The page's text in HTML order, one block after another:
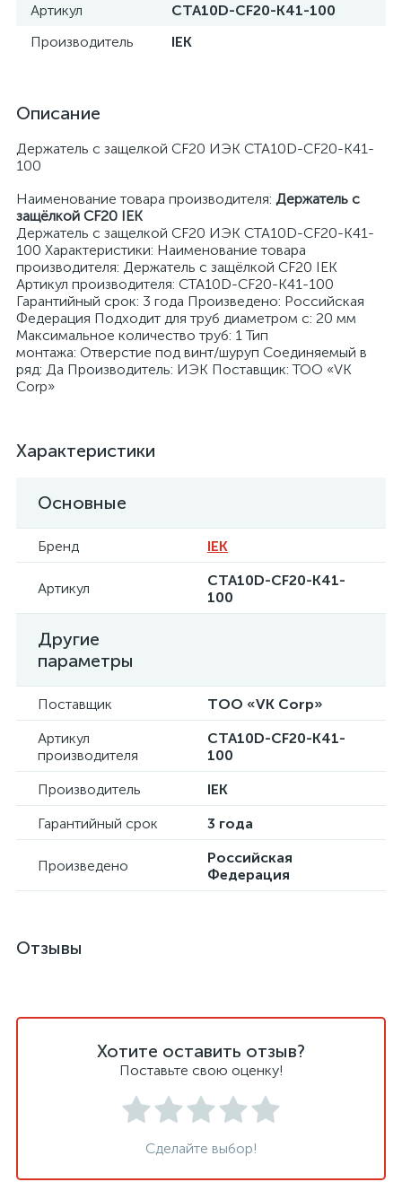
Артикул
CTA10D-CF20-K41-100
Производитель
IEK
Описание
Держатель с защелкой CF20 ИЭК CTA10D-CF20-K41-
100
Наименование товара производителя: Держатель с
защёлкой CF20 IEK
Держатель с защелкой CF20 ИЭК CTA10D-CF20-K41-
100 Характеристики: Наименование товара
производителя: Держатель с защёлкой CF20 IEK
Артикул производителя: CTA10D-CF20-K41-100
Гарантийный срок: 3 года Произведено: Российская
Федерация Подходит для труб диаметром с: 20 мм
Максимальное количество труб: 1 Тип
монтажа: Отверстие под винт/шуруп Соединяемый в
ряд: Да Производитель: ИЭК Поставщик: ТОО «VK
Corp»
Характеристики
Основные
Бренд IEK
Артикул
CTA10D-CF20-K41-
100
Другие
параметры
Поставщик
ТОО «VK Corp»
Артикул
производителя
CTA10D-CF20-K41-
100
Производитель
IEK
Гарантийный срок
3 года
Произведено
Российская
Федерация
Отзывы
Хотите оставить отзыв?
Поставьте свою оценку!
Сделайте выбор!